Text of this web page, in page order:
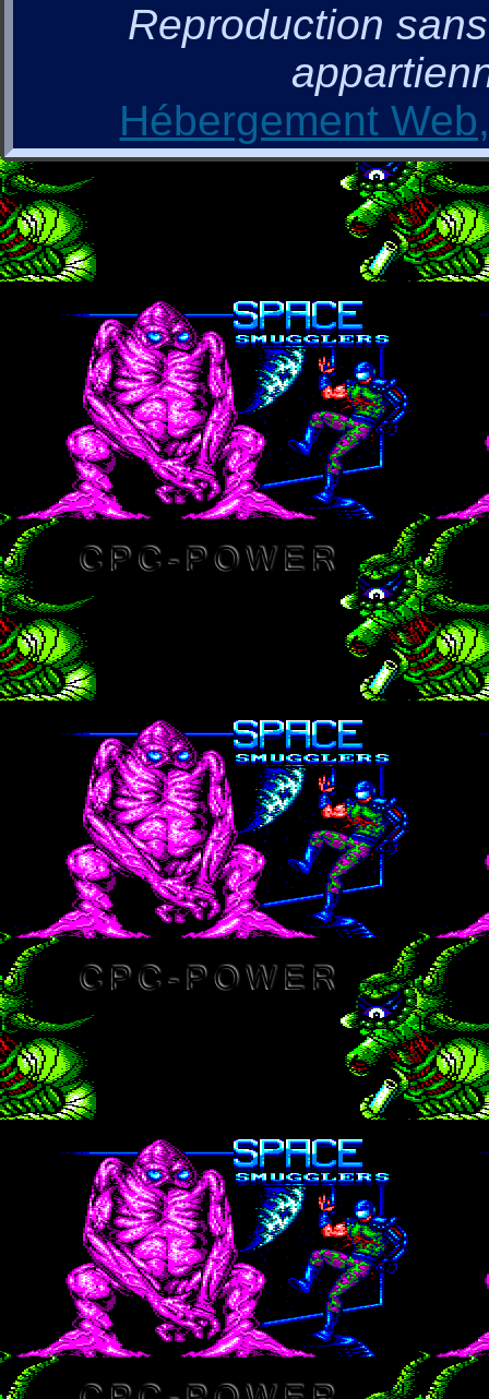
Reproduction
Hébergement